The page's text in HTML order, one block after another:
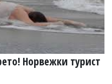
Норвежки турист